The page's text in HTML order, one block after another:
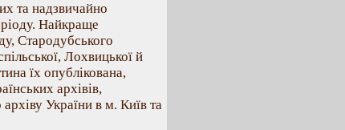
та надзвичайно
Найкраще
Стародубського
Лохвицької й
їх опублікована,
архівів,
України в м. Київ та